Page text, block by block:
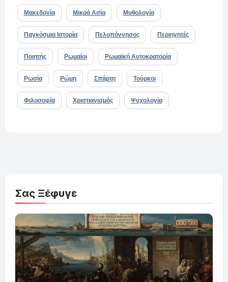
Μακεδονία Μικρά Ασία Μυθολογία
Παγκόσμια Ιστορία Πελοπόννησος Περιηγητές
Ποιητής Ρωμαίοι Ρωμαϊκή Αυτοκρατορία
Ρωσία Ρώμη Σπάρτη Τούρκοι
Φιλοσοφία Χριστιανισμός Ψυχολογία
Σας Ξέφυγε